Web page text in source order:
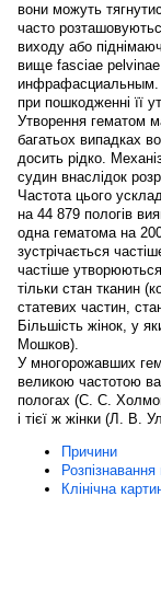
вони можуть
часто
виходу або
вище fasciae
инфрафасциальным.
при пошкодженні її
Утворення гематом
багатьох випадках
досить рідко.
судин внаслідок
Частота цього
на 44 879 пологів
одна гематома на
зустрічається
частіше
тільки стан тканин
статевих частин,
Більшість жінок, у
Мошков).
У многорожавших
великою частотою
пологах (С. С.
і тієї ж жінки (Л. В.
Причини
Клінічна